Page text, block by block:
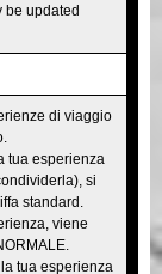
be updated
di viaggio
tua esperienza
si
standard.
viene
tua esperienza